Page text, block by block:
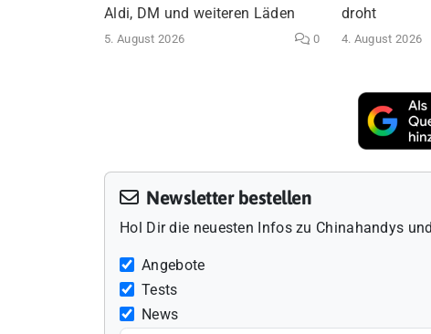
Aldi, DM und weiteren Läden
5. August 2026 0
droht
4. August 2026
Newsletter bestellen
Hol Dir die neuesten Infos zu Chinahandys
Angebote
Tests
News